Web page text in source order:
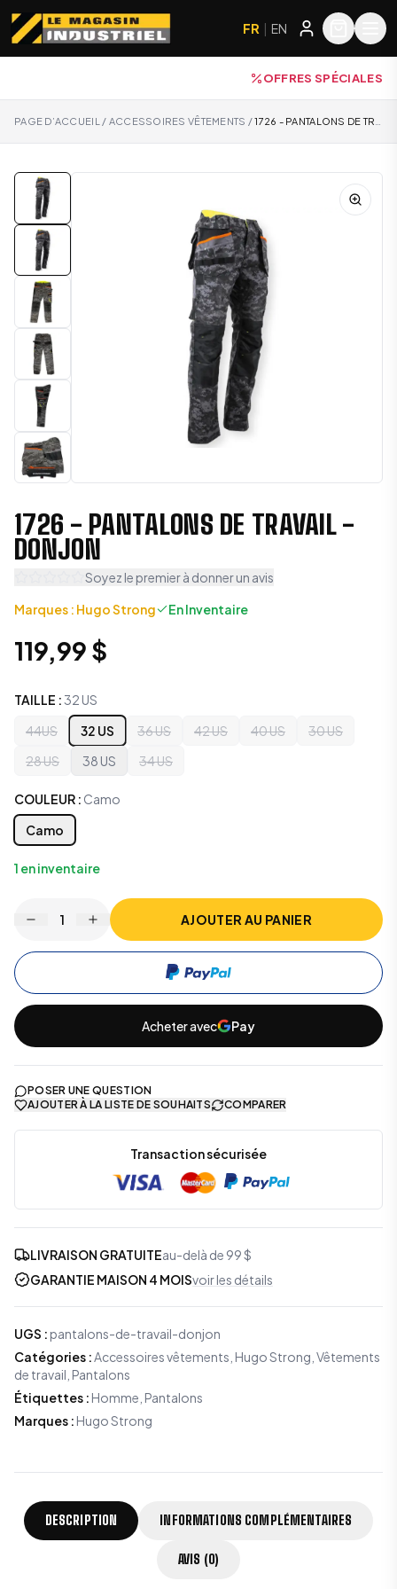
FR | EN
OFFRES SPÉCIALES
PAGE D’ACCUEIL / ACCESSOIRES VÊTEMENTS /1726 - PANTALONS DE TRAVAIL - DONJON
1726 - PANTALONS DE TRAVAIL -
DONJON
Soyez le premier à donner un avis
Marques : Hugo Strong En Inventaire
119,99 $
TAILLE :32 US
44US
32 US 36 US 42 US 40 US
30 US
28 US
38 US 34 US
COULEUR : Camo
Camo
1 en inventaire
1 AJOUTER AU PANIER
Acheter avec Pay
POSER UNE QUESTION
AJOUTER À LA LISTE DE SOUHAITS
COMPARER
Transaction sécurisée
LIVRAISON GRATUITEau-delà de 99 $
GARANTIE MAISON 4 MOISvoir les détails
UGS : pantalons-de-travail-donjon
Catégories :Accessoires vêtements Hugo Strong Vêtements
de travail Pantalons
Étiquettes : Homme, Pantalons
Marques : Hugo Strong
DESCRIPTION INFORMATIONS COMPLÉMENTAIRES
AVIS (0)